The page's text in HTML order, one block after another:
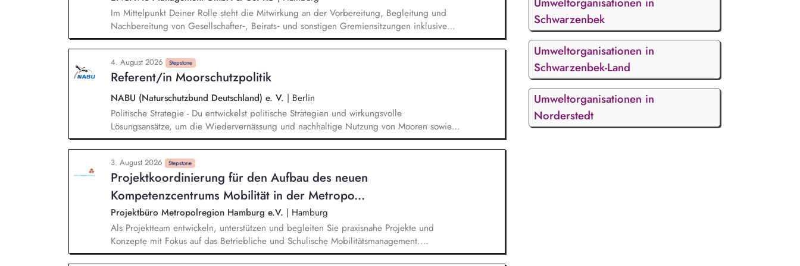
Im Mittelpunkt Deiner Rolle steht die Mitwirkung an der Vorbereitung, Begleitung und
Nachbereitung von Gesellschafter‑, Beirats‑ und sonstigen Gremiensitzungen inklusive
rechtssicherer Protokollierung sowie die Bearbeitung und Koordination von KYC-Anfragen.
Für Beschlüsse und Entscheidungsvorlagen übernimmst Du die Erstellung, Prüfung und
Dokumentation und sorgst mit präzisen Formulierungen für eine konsistente und aktuelle
gesellschaftsrechtliche Dokumentation sowie Beteiligungsübersichten. Eigenverantwortlich
begleitest Du Verschmelzungen, Umwandlungen und weitere gesellschaftsrechtliche
Maßnahmen.
4. August 2026 Stepstone
Referent/in Moorschutzpolitik
NABU (Naturschutzbund Deutschland) e. V. | Berlin
Politische Strategie - Du entwickelst politische Strategien und wirkungsvolle
Lösungsansätze, um die Wiedervernässung und nachhaltige Nutzung von Mooren sowie
den natürlichen Klimaschutz auf deutscher und europäischer Ebene voranzubringen.
Analyse & Positionierung - Du analysierst relevante politische und regulatorische
Entwicklungen, bereitest fundierte Entscheidungsgrundlagen auf und gestaltest die
fachliche Positionierung des NABU zu zentralen Moorschutzthemen mit. Vernetzung &
Koordination - Du koordinierst die moorschutzpolitische Arbeit des NABU über Projekte,
Fachbereiche und Partnerorganisationen hinweg.
3. August 2026 Stepstone
Projektkoordinierung für den Aufbau des neuen
Kompetenzcentrums Mobilität in der Metropo...
Projektbüro Metropolregion Hamburg e.V. | Hamburg
Als Projektteam entwickeln, unterstützen und begleiten Sie praxisnahe Projekte und
Konzepte mit Fokus auf das Betriebliche und Schulische Mobilitätsmanagement.
konzipieren und erstellen Sie Informationsmaterialien für Unternehmen und Schulen zur
Schwarzenbek
Umweltorganisationen in
Schwarzenbek-Land
Umweltorganisationen in
Norderstedt